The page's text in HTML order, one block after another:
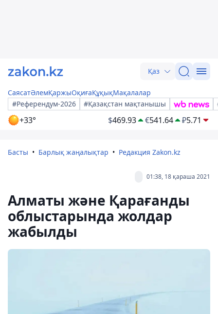
Қаз
СаясатӘлемҚаржыОқиғаҚұқықМақалалар
#Референдум-2026
#Қазақстан мақтанышы
+33° $469.93 €541.64 ₽5.71
Басты Барлық жаңалықтар Редакция Zakon.kz
01:38, 18 қараша 2021
Алматы және Қарағанды
облыстарында жолдар
жабылды